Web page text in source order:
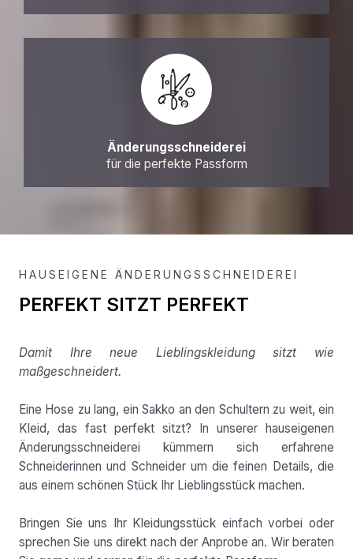
Änderungsschneiderei
für die perfekte Passform
HAUSEIGENE ÄNDERUNGSSCHNEIDEREI
PERFEKT SITZT PERFEKT
Damit Ihre neue Lieblingskleidung sitzt wie
maßgeschneidert.
Eine Hose zu lang, ein Sakko an den Schultern zu weit, ein
Kleid, das fast perfekt sitzt? In unserer hauseigenen
Änderungsschneiderei kümmern sich erfahrene
Schneiderinnen und Schneider um die feinen Details, die
aus einem schönen Stück Ihr Lieblingsstück machen.
Bringen Sie uns Ihr Kleidungsstück einfach vorbei oder
sprechen Sie uns direkt nach der Anprobe an. Wir beraten